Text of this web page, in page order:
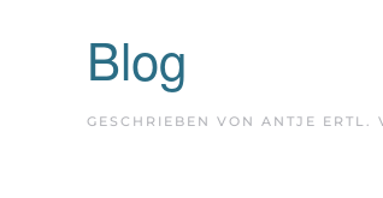
Blog
GESCHRIEBEN VON ANTJE ERTL.